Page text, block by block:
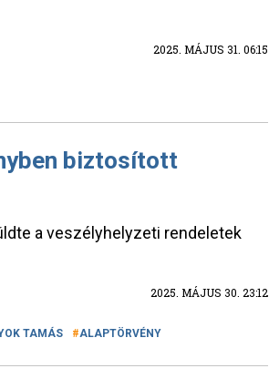
2025. MÁJUS 31. 06:15
biztosított
a veszélyhelyzeti rendeletek
2025. MÁJUS 30. 23:12
TAMÁS ALAPTÖRVÉNY